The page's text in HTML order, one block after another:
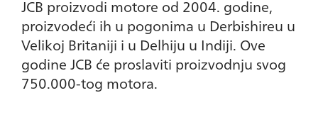
JCB proizvodi motore od 2004. godine,
proizvodeći ih u pogonima u Derbishireu u
Velikoj Britaniji i u Delhiju u Indiji. Ove
godine JCB će proslaviti proizvodnju svog
750.000-tog motora.